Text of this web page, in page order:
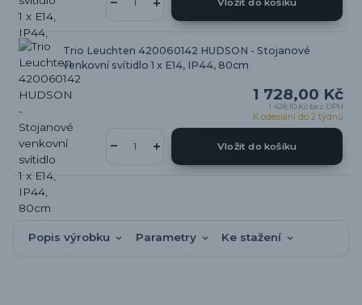
Vložit do košíku
Trio Leuchten 420060142 HUDSON - Stojanové
venkovní svítidlo 1 x E14, IP44, 80cm
1 728,00 Kč
1 428,10 Kč bez DPH
K odeslání do 2 týdnů
Vložit do košíku
Popis výrobku Parametry Ke stažení